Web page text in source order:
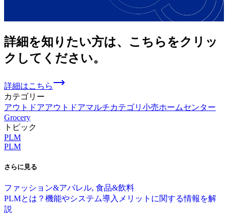
詳細を知りたい方は、 こちらをクリッ
クしてください。
詳細はこちら
カテゴリー
アウトドアアウトドアマルチカテゴリ小売ホームセンター
Grocery
トピック
PLM
PLM
さらに見る
ファッション&アパレル, 食品&飲料
PLMとは？機能やシステム導入メリットに関する情報を解
説